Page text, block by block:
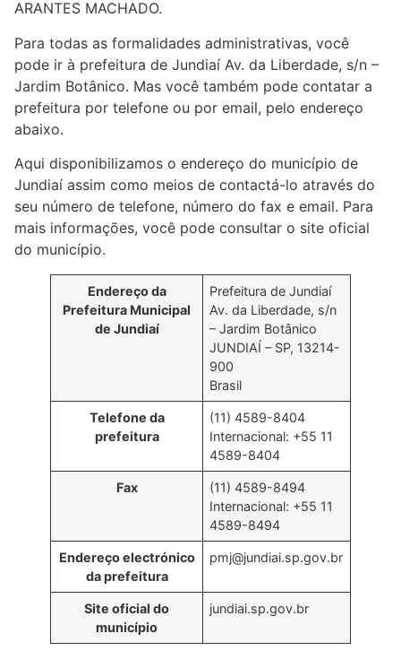
ARANTES MACHADO.
Para todas as formalidades administrativas, você
pode ir à prefeitura de Jundiaí Av. da Liberdade, s/n –
Jardim Botânico. Mas você também pode contatar a
prefeitura por telefone ou por email, pelo endereço
abaixo.
Aqui disponibilizamos o endereço do município de
Jundiaí assim como meios de contactá-lo através do
seu número de telefone, número do fax e email. Para
mais informações, você pode consultar o site oficial
do município.
Endereço da
Prefeitura Municipal
de Jundiaí
Prefeitura de Jundiaí
Av. da Liberdade, s/n
– Jardim Botânico
JUNDIAÍ – SP, 13214-
900
Brasil
Telefone da
prefeitura
(11) 4589-8404
Internacional: +55 11
4589-8404
Fax
(11) 4589-8494
Internacional: +55 11
4589-8494
Endereço electrónico
da prefeitura
pmj@jundiai.sp.gov.br
Site oficial do
município
jundiai.sp.gov.br